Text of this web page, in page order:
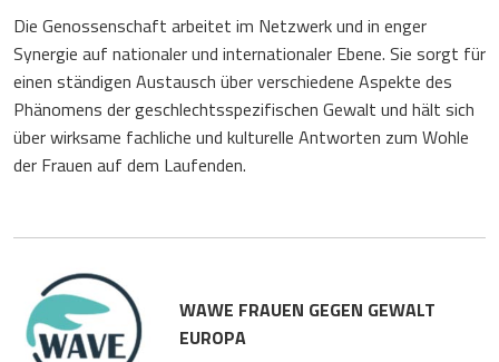
Die Genossenschaft arbeitet im Netzwerk und in enger
Synergie auf nationaler und internationaler Ebene. Sie sorgt für
einen ständigen Austausch über verschiedene Aspekte des
Phänomens der geschlechtsspezifischen Gewalt und hält sich
über wirksame fachliche und kulturelle Antworten zum Wohle
der Frauen auf dem Laufenden.
WAWE FRAUEN GEGEN GEWALT
EUROPA